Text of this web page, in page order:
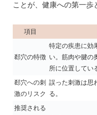
ことが、健康への第一歩
項目
郄穴の特徴
特定の疾患に効
い。筋肉や腱の
所に位置してい
郄穴への刺
激のリスク
誤った刺激は思
る。
推奨される